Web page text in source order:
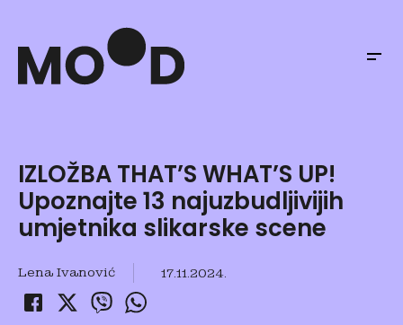
IZLOŽBA THAT’S WHAT’S UP!
Upoznajte 13 najuzbudljivijih
umjetnika slikarske scene
Lena Ivanović 17.11.2024.